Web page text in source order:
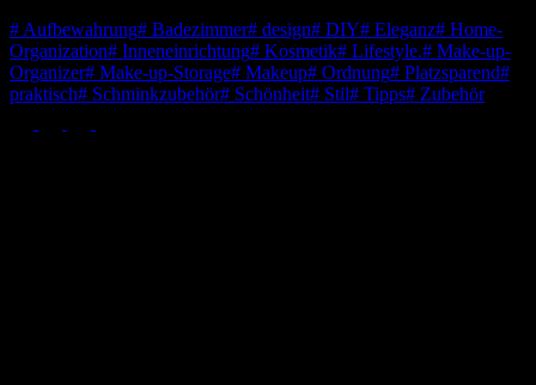
# Aufbewahrung# Badezimmer# design# DIY# Eleganz# Home-
Organization# Inneneinrichtung# Kosmetik# Lifestyle.# Make-up-
Organizer# Make-up-Storage# Makeup# Ordnung# Platzsparend#
praktisch# Schminkzubehör# Schönheit# Stil# Tipps# Zubehör